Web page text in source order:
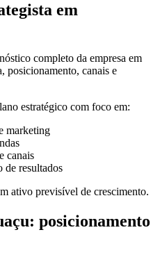
em
completo da empresa em
posicionamento, canais e
estratégico com foco em:
marketing
canais
de resultados
ativo previsível de crescimento.
posicionamento